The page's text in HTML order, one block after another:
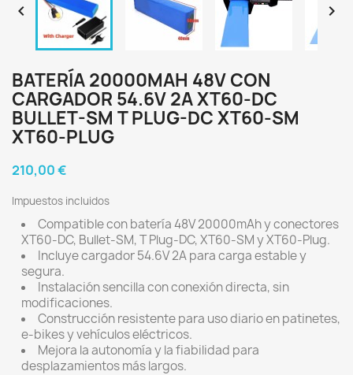
 
BATERÍA 20000MAH 48V CON
CARGADOR 54.6V 2A XT60-DC
BULLET-SM T PLUG-DC XT60-SM
XT60-PLUG
210,00 €
Impuestos incluidos
Compatible con batería 48V 20000mAh y conectores
XT60-DC, Bullet-SM, T Plug-DC, XT60-SM y XT60-Plug.
Incluye cargador 54.6V 2A para carga estable y
segura.
Instalación sencilla con conexión directa, sin
modificaciones.
Construcción resistente para uso diario en patinetes,
e-bikes y vehículos eléctricos.
Mejora la autonomía y la fiabilidad para
desplazamientos más largos.